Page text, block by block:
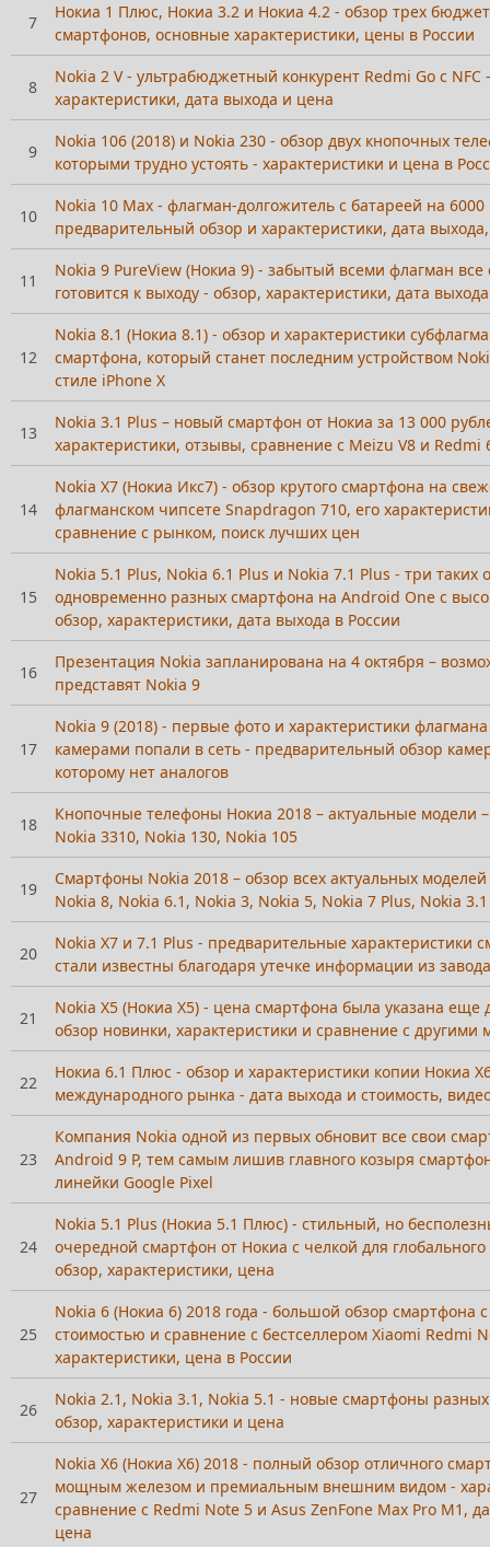
7
Нокиа 1 Плюс, Нокиа 3.2 и Нокиа 4.2 - обзор трех
смартфонов, основные характеристики, цены в России
8
Nokia 2 V - ультрабюджетный конкурент Redmi Go с NFC
характеристики, дата выхода и цена
9
Nokia 106 (2018) и Nokia 230 - обзор двух кнопочных
которыми трудно устоять - характеристики и цена в
10
Nokia 10 Max - флагман-долгожитель с батареей на
предварительный обзор и характеристики, дата
11
Nokia 9 PureView (Нокиа 9) - забытый всеми флагман
готовится к выходу - обзор, характеристики, дата
12
Nokia 8.1 (Нокиа 8.1) - обзор и характеристики
смартфона, который станет последним устройством
стиле iPhone X
13
Nokia 3.1 Plus – новый смартфон от Нокиа за 13 000
характеристики, отзывы, сравнение с Meizu V8 и Redmi
14
Nokia X7 (Нокиа Икс7) - обзор крутого смартфона на
флагманском чипсете Snapdragon 710, его
сравнение с рынком, поиск лучших цен
15
Nokia 5.1 Plus, Nokia 6.1 Plus и Nokia 7.1 Plus - три таких
одновременно разных смартфона на Android One с
обзор, характеристики, дата выхода в России
16
Презентация Nokia запланирована на 4 октября –
представят Nokia 9
17
Nokia 9 (2018) - первые фото и характеристики
камерами попали в сеть - предварительный обзор
которому нет аналогов
18
Кнопочные телефоны Нокиа 2018 – актуальные модели
Nokia 3310, Nokia 130, Nokia 105
19
Смартфоны Nokia 2018 – обзор всех актуальных
Nokia 8, Nokia 6.1, Nokia 3, Nokia 5, Nokia 7 Plus, Nokia
20
Nokia X7 и 7.1 Plus - предварительные характеристики
стали известны благодаря утечке информации из
21
Nokia X5 (Нокиа Х5) - цена смартфона была указана еще
обзор новинки, характеристики и сравнение с другими
22
Нокиа 6.1 Плюс - обзор и характеристики копии Нокиа
международного рынка - дата выхода и стоимость,
23
Компания Nokia одной из первых обновит все свои
Android 9 P, тем самым лишив главного козыря
линейки Google Pixel
24
Nokia 5.1 Plus (Нокиа 5.1 Плюс) - стильный, но
очередной смартфон от Нокиа с челкой для
обзор, характеристики, цена
25
Nokia 6 (Нокиа 6) 2018 года - большой обзор смартфона
стоимостью и сравнение с бестселлером Xiaomi Redmi
характеристики, цена в России
26
Nokia 2.1, Nokia 3.1, Nokia 5.1 - новые смартфоны разных
обзор, характеристики и цена
27
Nokia X6 (Нокиа Х6) 2018 - полный обзор отличного
мощным железом и премиальным внешним видом -
сравнение с Redmi Note 5 и Asus ZenFone Max Pro M1,
цена